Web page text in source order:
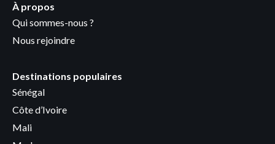
À propos
Qui sommes-nous ?
Nous rejoindre
Destinations populaires
Sénégal
Côte d’Ivoire
Mali